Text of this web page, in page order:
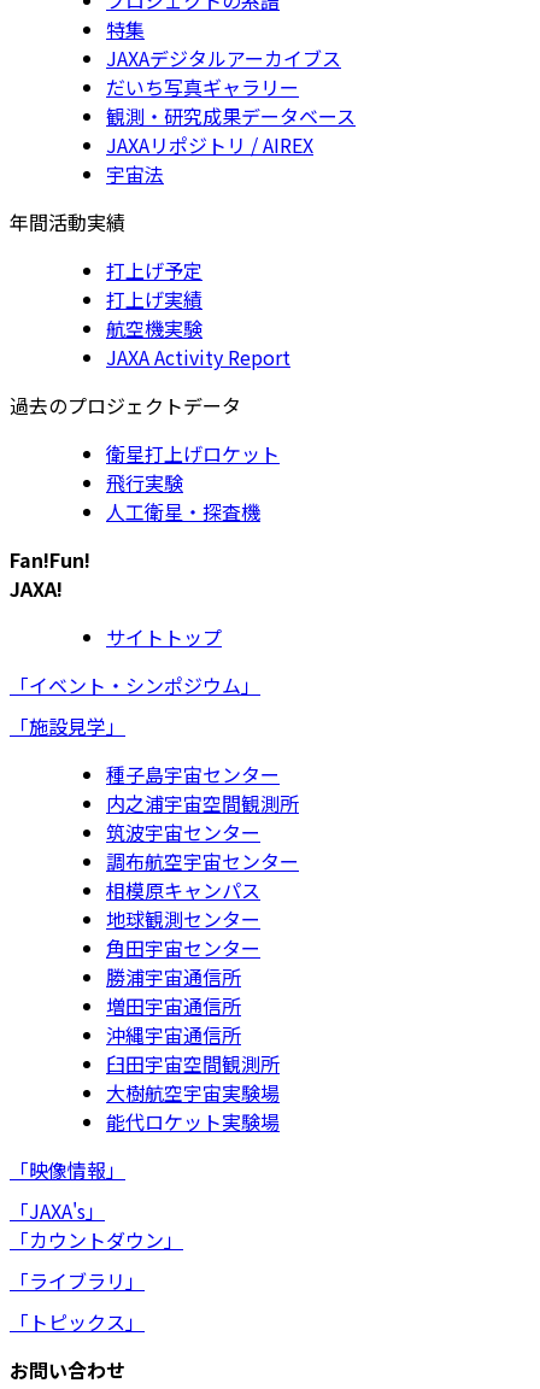
特集
JAXAデジタルアーカイブス
だいち写真ギャラリー
観測・研究成果データベース
JAXAリポジトリ / AIREX
宇宙法
年間活動実績
打上げ予定
打上げ実績
航空機実験
JAXA Activity Report
過去のプロジェクトデータ
衛星打上げロケット
飛行実験
人工衛星・探査機
Fan!Fun!
JAXA!
サイトトップ
「イベント・シンポジウム」
「施設見学」
種子島宇宙センター
内之浦宇宙空間観測所
筑波宇宙センター
調布航空宇宙センター
相模原キャンパス
地球観測センター
角田宇宙センター
勝浦宇宙通信所
増田宇宙通信所
沖縄宇宙通信所
臼田宇宙空間観測所
大樹航空宇宙実験場
能代ロケット実験場
「映像情報」
「JAXA's」
「カウントダウン」
「ライブラリ」
「トピックス」
お問い合わせ